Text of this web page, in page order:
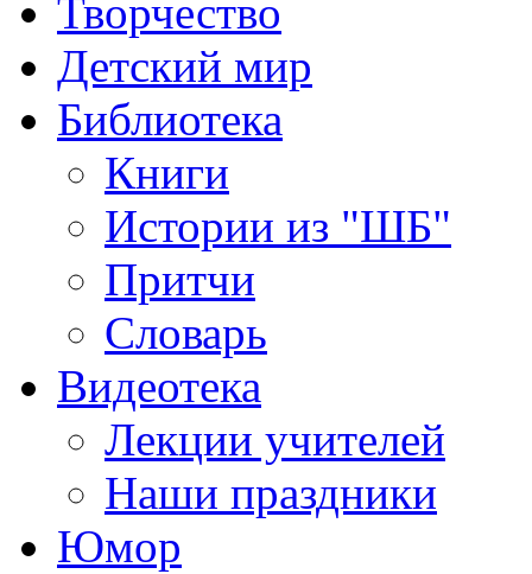
Творчество
Детский мир
Библиотека
Книги
Истории из "ШБ"
Притчи
Словарь
Видеотека
Лекции учителей
Наши праздники
Юмор